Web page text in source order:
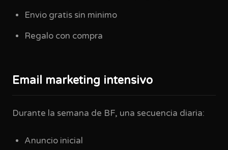
Envio gratis sin minimo
Regalo con compra
Email marketing intensivo
Durante la semana de BF, una secuencia diaria:
Anuncio inicial